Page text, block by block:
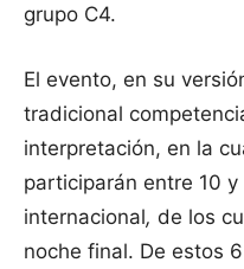
grupo C4.
El evento, en su
tradicional
interpretación, en la
participarán entre 10
internacional, de los
noche final. De estos